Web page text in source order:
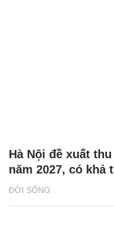
ĐỜI SỐNG
Hà Nội đề xuất
năm 2027, có khả